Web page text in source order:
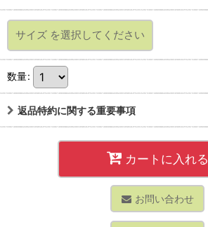
サイズ を選択してください
数量:
返品特約に関する重要事項
カートに入れる
お問い合わせ